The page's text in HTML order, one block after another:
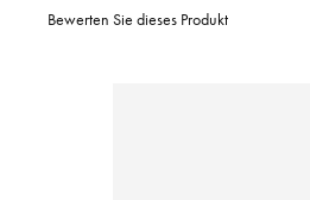
Bewerten Sie dieses Produkt